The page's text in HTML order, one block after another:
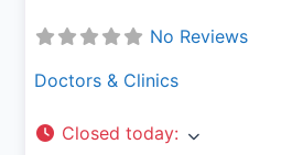
No Reviews
Doctors & Clinics
Closed today: